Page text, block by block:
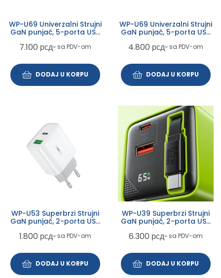
WP-U69 Univerzalni Strujni
GaN punjač, 5-porta USB
EU/UK/AU/US/JAP) 65W,
7.100 рсд~ sa PDV-om
DODAJ U KORPU
WP-U69 Univerzalni Strujni
GaN punjač, 5-porta USB
EU/UK/AU/US/JAP) 35W,
4.800 рсд~ sa PDV-om
DODAJ U KORPU
WP-U53 Superbrzi Strujni
GaN punjač, 2-porta USB
1.800 рсд~ sa PDV-om
DODAJ U KORPU
WP-U39 Superbrzi Strujni
GaN punjač, 2-porta USB
displlejom i USB 3.1 tip C
6.300 рсд~ sa PDV-om
DODAJ U KORPU